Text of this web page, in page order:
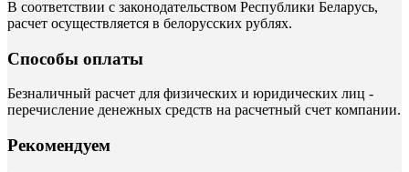
В соответствии с законодательством Республики Беларусь,
расчет осуществляется в белорусских рублях.
Способы оплаты
Безналичный расчет для физических и юридических лиц -
перечисление денежных средств на расчетный счет компании.
Рекомендуем